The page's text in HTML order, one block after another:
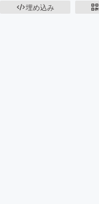
埋め込み